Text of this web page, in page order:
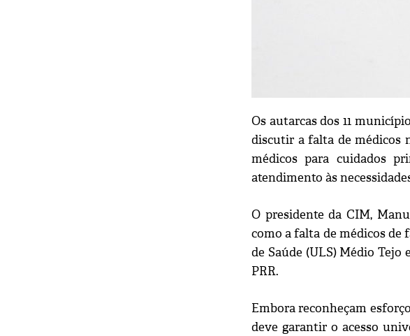
Os autarcas dos 11
discutir a falta de médicos
médicos para cuidados
atendimento às
O presidente da CIM,
como a falta de médicos de
de Saúde (ULS) Médio
PRR.
Embora reconheçam
deve garantir o acesso